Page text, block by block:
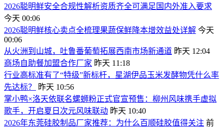
2026聪明鲜安全合规性解析资质齐全可满足国内外准入要求
今天 00:06
2026聪明鲜核心卖点全梳理果蔬保鲜降本增效益处详解 今天
00:06
从火洲到山城，吐鲁番葡萄拓展西南市场新通道 昨天 12:04
商场自助餐加盟合作厂家 昨天 11:18
行业高标准有了“特级”新标杆，星湖伊品玉米发酵物凭什么率
先达标？
昨天 10:56
掌小鸭×洛天依联名螺蛳粉正式官宣预售：柳州风味携手虚拟
歌手，开启夏日次元风味联动 昨天 10:40
2026年东莞硅胶制品厂家推荐：为什么百顺硅胶值得关注 前